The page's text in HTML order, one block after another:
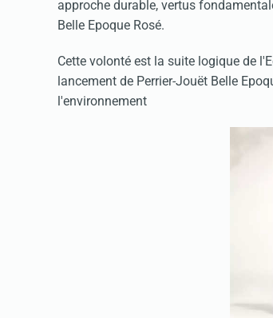
approche durable, vertus
Belle Epoque Rosé.
Cette volonté est la suite logique de
lancement de Perrier-Jouët Belle
l'environnement